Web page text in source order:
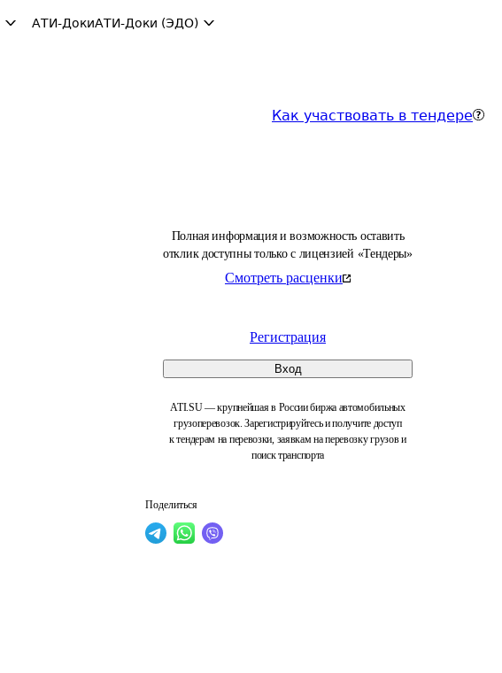
АТИ-ДокиАТИ-Доки (ЭДО)
Как участвовать в тендере
Полная информация и возможность оставить
отклик доступны только с лицензией «Тендеры»
Смотреть расценки
Регистрация
Вход
ATI.SU — крупнейшая в России биржа автомобильных
грузоперевозок. Зарегистрируйтесь и получите доступ
к тендерам на перевозки, заявкам на перевозку грузов и
поиск транспорта
Поделиться